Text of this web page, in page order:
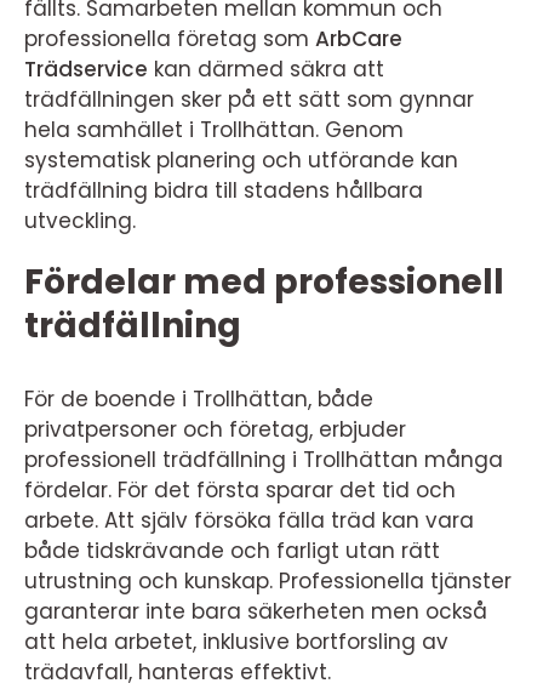
fällts. Samarbeten mellan kommun och
professionella företag som ArbCare
Trädservice kan därmed säkra att
trädfällningen sker på ett sätt som gynnar
hela samhället i Trollhättan. Genom
systematisk planering och utförande kan
trädfällning bidra till stadens hållbara
utveckling.
Fördelar med professionell
trädfällning
För de boende i Trollhättan, både
privatpersoner och företag, erbjuder
professionell trädfällning i Trollhättan många
fördelar. För det första sparar det tid och
arbete. Att själv försöka fälla träd kan vara
både tidskrävande och farligt utan rätt
utrustning och kunskap. Professionella tjänster
garanterar inte bara säkerheten men också
att hela arbetet, inklusive bortforsling av
trädavfall, hanteras effektivt.